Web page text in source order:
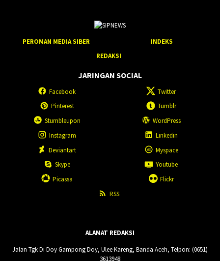
PEROMAN MEDIA SIBER
INDEKS
REDAKSI
JARINGAN SOCIAL
Facebook
Twitter
Pinterest
Tumblr
Stumbleupon
WordPress
Instagram
Linkedin
Deviantart
Myspace
Skype
Youtube
Picassa
Flickr
RSS
ALAMAT REDAKSI
Jalan Tgk Di Doy Gampong Doy, Ulee Kareng, Banda Aceh, Telpon: (0651)
3613948